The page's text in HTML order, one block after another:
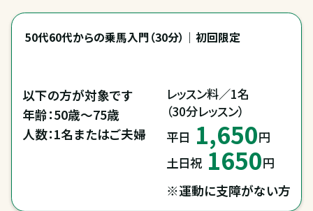
50代60代からの乗馬入門（30分）｜初回限定
以下の方が対象です
年齢：50歳～75歳
人数：1名またはご夫婦
レッスン料／1名
（30分レッスン）
平日 1,650円
土日祝 1650円
※運動に支障がない方